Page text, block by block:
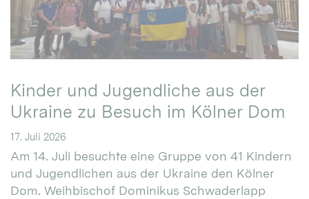
Kinder und Jugendliche aus der
Ukraine zu Besuch im Kölner Dom
17. Juli 2026
Am 14. Juli besuchte eine Gruppe von 41 Kindern
und Jugendlichen aus der Ukraine den Kölner
Dom. Weihbischof Dominikus Schwaderlapp